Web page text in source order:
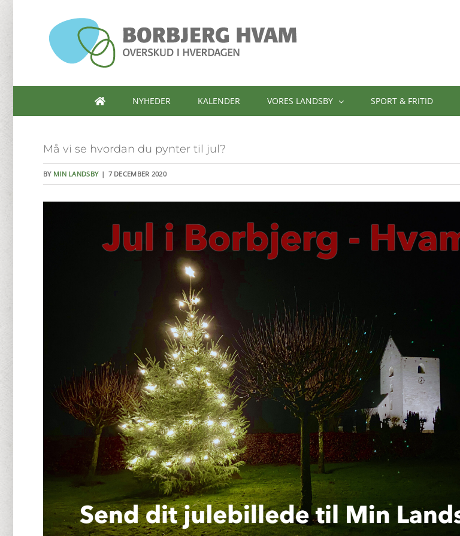
NYHEDER KALENDER VORES LANDSBY SPORT & FRITID
Må vi se hvordan du pynter til jul?
BY MIN LANDSBY | 7 DECEMBER 2020